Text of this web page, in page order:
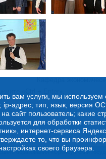
вам услуги, мы
адрес; тип, язык, версия ОС
сайт пользователь; какие
для обработки
интернет-сервиса
то, что вы
своего браузера.
образования «Оренбургский